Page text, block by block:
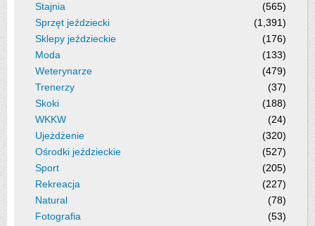
Stajnia
(565)
Sprzęt jeździecki
(1,391)
Sklepy jeździeckie
(176)
Moda
(133)
Weterynarze
(479)
Trenerzy
(37)
Skoki
(188)
WKKW
(24)
Ujeżdżenie
(320)
Ośrodki jeździeckie
(527)
Sport
(205)
Rekreacja
(227)
Natural
(78)
Fotografia
(53)